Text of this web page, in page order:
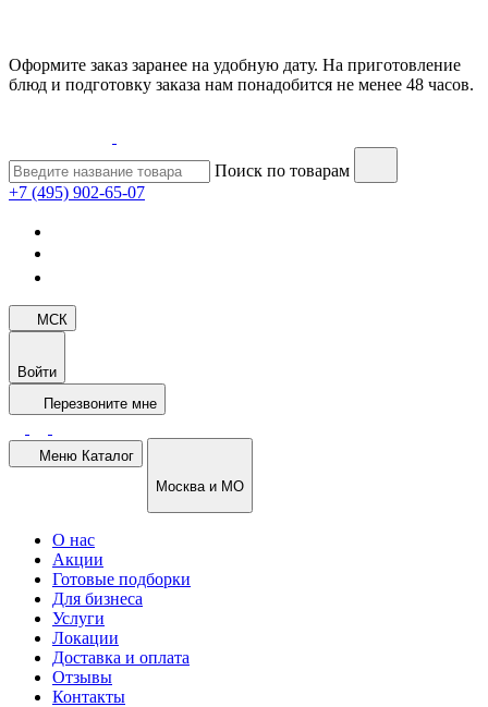
Оформите заказ заранее на удобную дату. На приготовление
блюд и подготовку заказа нам понадобится не менее 48 часов.
Поиск по товарам
+7 (495) 902-65-07
МСК
Войти
Перезвоните мне
Меню Каталог
Москва и МО
О нас
Акции
Готовые подборки
Для бизнеса
Услуги
Локации
Доставка и оплата
Отзывы
Контакты